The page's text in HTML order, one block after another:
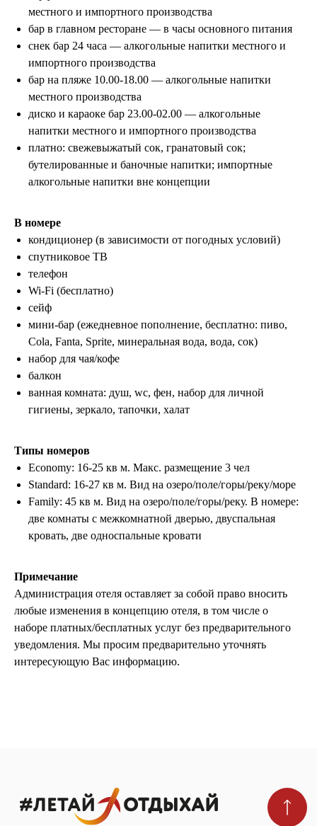
местного и импортного производства
бар в главном ресторане — в часы основного питания
снек бар 24 часа — алкогольные напитки местного и
импортного производства
бар на пляже 10.00-18.00 — алкогольные напитки
местного производства
диско и караоке бар 23.00-02.00 — алкогольные
напитки местного и импортного производства
платно: свежевыжатый сок, гранатовый сок;
бутелированные и баночные напитки; импортные
алкогольные напитки вне концепции
В номере
кондиционер (в зависимости от погодных условий)
спутниковое ТВ
телефон
Wi-Fi (бесплатно)
сейф
мини-бар (ежедневное пополнение, бесплатно: пиво,
Cola, Fanta, Sprite, минеральная вода, вода, сок)
набор для чая/кофе
балкон
ванная комната: душ, wc, фен, набор для личной
гигиены, зеркало, тапочки, халат
Типы номеров
Economy: 16-25 кв м. Макс. размещение 3 чел
Standard: 16-27 кв м. Вид на озеро/поле/горы/реку/море
Family: 45 кв м. Вид на озеро/поле/горы/реку. В номере:
две комнаты с межкомнатной дверью, двуспальная
кровать, две односпальные кровати
Примечание
Администрация отеля оставляет за собой право вносить
любые изменения в концепцию отеля, в том числе о
наборе платных/бесплатных услуг без предварительного
уведомления. Мы просим предварительно уточнять
интересующую Вас информацию.
info@letayotdykhay.ru
Политика конфиденциальности
Пользовательское соглашение
г. Томск, ул. Белинского, 30
Туры от 60 надежных туроператоров
Подобрать тур
ПОДПИШИТЕСЬ НА НОВОСТИ
Мы в реестре туроператоров